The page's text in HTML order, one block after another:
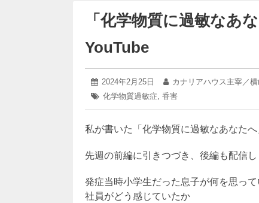
「化学物質に過敏なあ
YouTube
投
稿
2024年2月25日
2025
年
3
月
日
投
稿
カナリアハウス主宰／
タ
化学物質過敏症, 香害
私が書いた「化学物質に過敏なあなたへ
先週の前編に引きつづき、後編も配信し
発症当時小学生だった息子が何を思っ
社員がどう感じていたか